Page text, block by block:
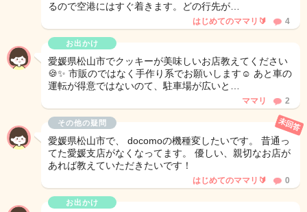
るので空港にはすぐ着きます。どの行先が…
はじめてのママリ🔰 4
お出かけ
愛媛県松山市でクッキーが美味しいお店教えてください
🍪✨ 市販のではなく手作り系でお願いします☺️ あと車の
運転が得意ではないのて、駐車場が広いと…
ママリ 2
その他の疑問
愛媛県松山市で、 docomoの機種変したいです。 昔通っ
てた愛媛支店がなくなってます。 優しい、親切なお店が
あれば教えていただきたいです！
未回答
はじめてのママリ🔰 0
お出かけ